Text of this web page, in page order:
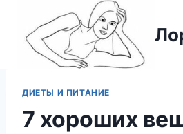
содержимому
ДИЕТЫ И ПИТАНИЕ
7 хороших